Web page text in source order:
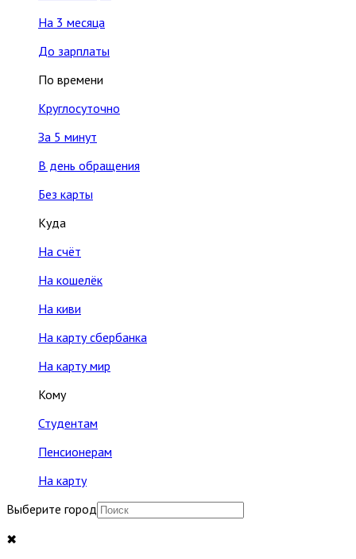
На 3 месяца
До зарплаты
По времени
Круглосуточно
За 5 минут
В день обращения
Без карты
Куда
На счёт
На кошелёк
На киви
На карту сбербанка
На карту мир
Кому
Студентам
Пенсионерам
На карту
Выберите город
✖